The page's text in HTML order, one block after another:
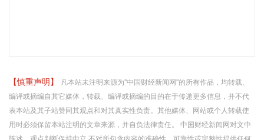
【慎重声明】
凡本站未注明来源为"中国财经新闻网"的所有作品，均转载、
编译或摘编自其它媒体，转载、编译或摘编的目的在于传递更多信息，并不代
表本站及其子站赞同其观点和对其真实性负责。其他媒体、网站或个人转载使
用时必须保留本站注明的文章来源，并自负法律责任。 中国财经新闻网对文中